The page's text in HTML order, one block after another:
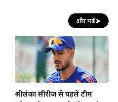
और पढ़ें➤
श्रीलंका सीरीज से पहले टीम